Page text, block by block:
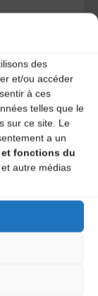
des
et/ou accéder
à ces
telles que le
sur ce site. Le
a un
fonctions du
autre médias
et Danses